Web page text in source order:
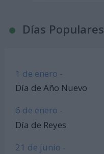
Días Populares
1 de enero -
Día de Año Nuevo
6 de enero -
Día de Reyes
21 de junio -